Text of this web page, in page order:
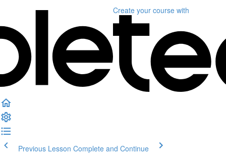
Create your course with
Previous Lesson Complete and Continue